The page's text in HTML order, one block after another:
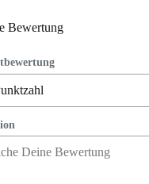
Bewertung